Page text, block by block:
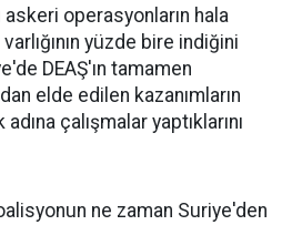
askeri operasyonların hala
yüzde bire indiğini
DEAŞ'ın tamamen
elde edilen kazanımların
çalışmalar yaptıklarını
ne zaman Suriye'den